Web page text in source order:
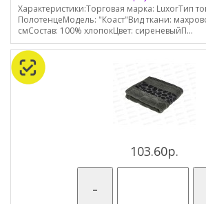
Характеристики:Торговая марка: LuxorТип
ПолотенцеМодель: "Коаст"Вид ткани:
смСостав: 100% хлопокЦвет: сиреневыйП...
103.60р.
-